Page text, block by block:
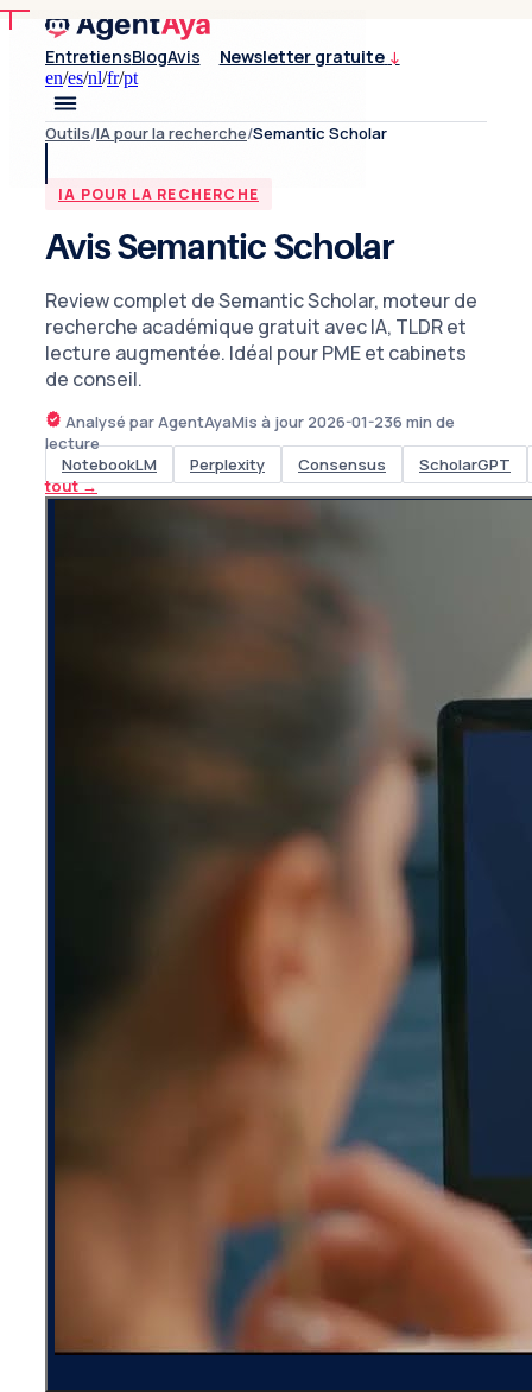
EntretiensBlogAvis Newsletter gratuite ↓
en/es/nl/fr/pt
Outils/IA pour la recherche/Semantic Scholar
IA POUR LA RECHERCHE
Avis Semantic Scholar
Review complet de Semantic Scholar, moteur de
recherche académique gratuit avec IA, TLDR et
lecture augmentée. Idéal pour PME et cabinets
de conseil.
Analysé par AgentAyaMis à jour 2026-01-236 min de
lecture
NotebookLM
Perplexity Consensus
ScholarGPT
tout→